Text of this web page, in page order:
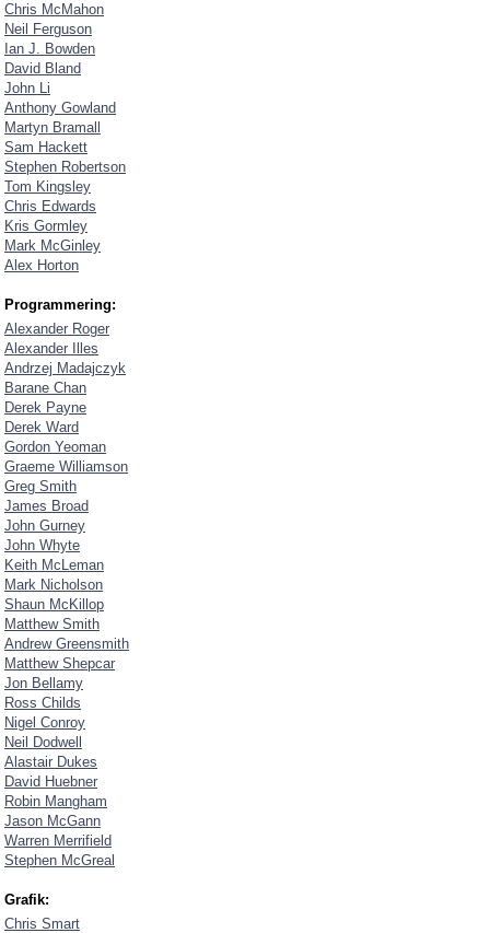
Chris McMahon
Neil Ferguson
Ian J. Bowden
David Bland
John Li
Anthony Gowland
Martyn Bramall
Sam Hackett
Stephen Robertson
Tom Kingsley
Chris Edwards
Kris Gormley
Mark McGinley
Alex Horton
Programmering:
Alexander Roger
Alexander Illes
Andrzej Madajczyk
Barane Chan
Derek Payne
Derek Ward
Gordon Yeoman
Graeme Williamson
Greg Smith
James Broad
John Gurney
John Whyte
Keith McLeman
Mark Nicholson
Shaun McKillop
Matthew Smith
Andrew Greensmith
Matthew Shepcar
Jon Bellamy
Ross Childs
Nigel Conroy
Neil Dodwell
Alastair Dukes
David Huebner
Robin Mangham
Jason McGann
Warren Merrifield
Stephen McGreal
Grafik:
Chris Smart